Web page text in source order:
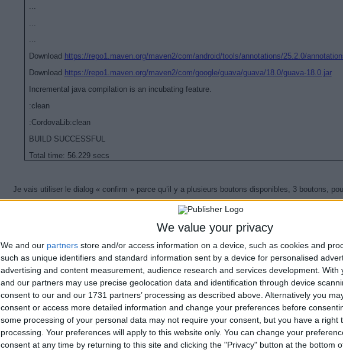
We value your privacy
We and our partners store and/or access information on a device, such as cookies and
such as unique identifiers and standard information sent by a device for personalised
advertising and content measurement, audience research and services development. With
and our partners may use precise geolocation data and identification through device
consent to our and our 1731 partners’ processing as described above. Alternatively you
consent or access more detailed information and change your preferences before
some processing of your personal data may not require your consent, but you have a right
processing. Your preferences will apply to this website only. You can change your
consent at any time by returning to this site and clicking the "Privacy" button at the bottom
Download https://repo1.maven.org/maven2/com/android/tools/annotations/25.2.0/
Download https://repo1.maven.org/maven2/com/google/guava/guava/18.0/guava-18.0.jar
Incremental java compilation is an incubating feature.
:clean
:CordovaLib:clean
BUILD SUCCESSFUL
Total time: 56.229 secs
Je vais utiliser le dialog « confirm » parce qu’il y a plusieurs boutons disponibles, 3 boutons,
Je vais ouvrir mon fichier js/app.js par exemple avec Visual Studio
Et je vais variabiliser mon module angular :
consultingitDialogs = angular.module( 'starter'
.run(function($ionicPlatform) {
$ionicPlatform.ready(function() {
(window.cordova &&
cordova.plugins.Keyboard.hideKeyboardAccessoryBar(
cordova.plugins.Keyboard.disableScroll(true );